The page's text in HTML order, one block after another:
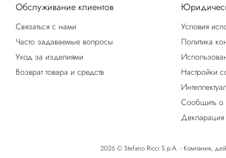
Обслуживание клиентов
Связаться с нами
Часто задаваемые вопросы
Уход за изделиями
Возврат товара и средств
Условия
Политика
Настройки
Сообщить
Декларация
2026 © Stefano Ricci S.p.A. - Компания,